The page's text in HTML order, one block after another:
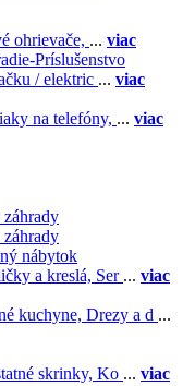
ohrievače, ... viac
Príslušenstvo
/ elektric ... viac
na telefóny, ... viac
záhrady
záhrady
nábytok
a kreslá, Ser ... viac
kuchyne, Drezy a d ...
skrinky, Ko ... viac